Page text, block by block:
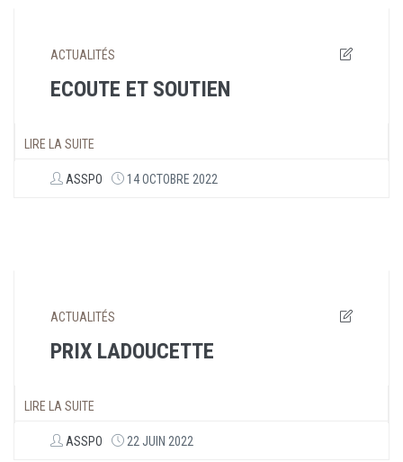
ACTUALITÉS
ECOUTE ET SOUTIEN
ASSPO 14 OCTOBRE 2022
LIRE LA SUITE
ACTUALITÉS
PRIX LADOUCETTE
ASSPO 22 JUIN 2022
LIRE LA SUITE